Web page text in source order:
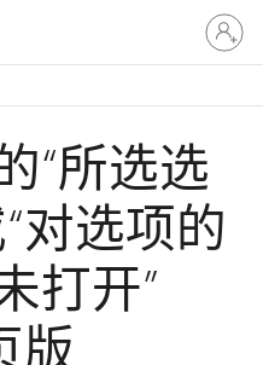
请
登
录
户
“所选选
对选项的
打开”
版